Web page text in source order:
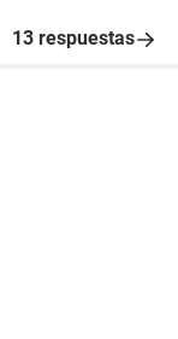
13 respuestas